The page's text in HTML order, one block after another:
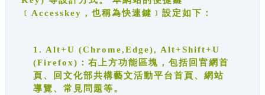
﹝Accesskey，也稱為快速鍵﹞設定如下：
1. Alt+U (Chrome,Edge), Alt+Shift+U
(Firefox)：右上方功能區塊，包括回官網首
頁、回文化部共構藝文活動平台首頁、網站
導覽、常見問題等。